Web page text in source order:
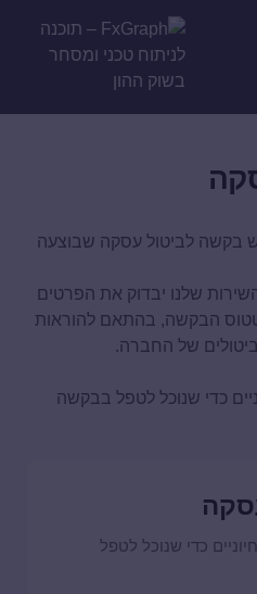
בקשה לביטול עסקה שבוצעה
שלנו יבדוק את הפרטים
הבקשה, בהתאם להוראות
של החברה.
כדי שנוכל לטפל בבקשה
כדי שנוכל לטפל